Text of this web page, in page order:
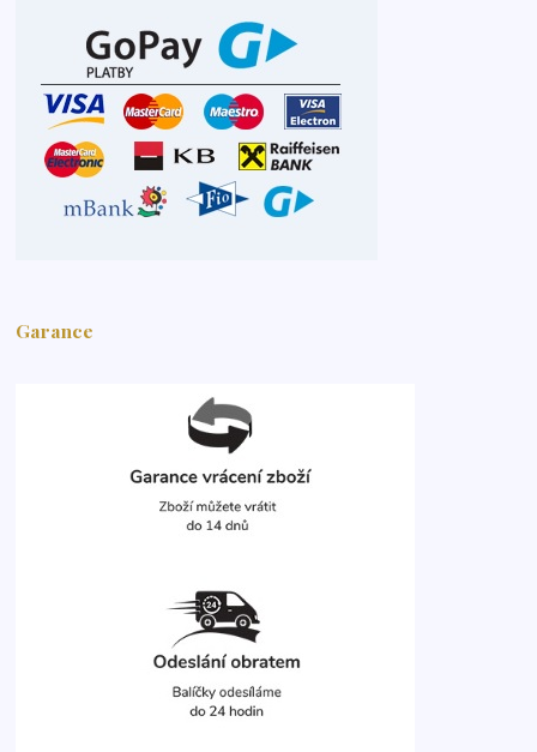
Garance